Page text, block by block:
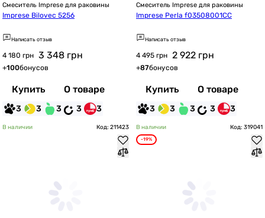
Смеситель Imprese для раковины
Imprese Bilovec 5256
Написать отзыв
4 180 грн 3 348 грн
+100бонусов
Купить О товаре
3 3 3 3 3
Смеситель Imprese для раковины
Imprese Perla f03508001CC
Написать отзыв
4 495 грн 2 922 грн
+87бонусов
Купить О товаре
3 3 3 3 3
В наличии Код: 211423 В наличии Код: 319041
-19%